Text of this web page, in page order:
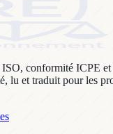
ISO, conformité ICPE
lu et traduit pour les